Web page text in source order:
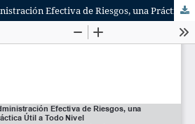
Carta Editorial: Administración Efectiva de Riesgos, una Práctica Útil a Todo Nivel